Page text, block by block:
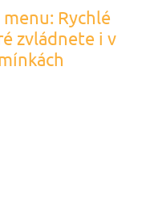
Rychlé
zvládnete i v